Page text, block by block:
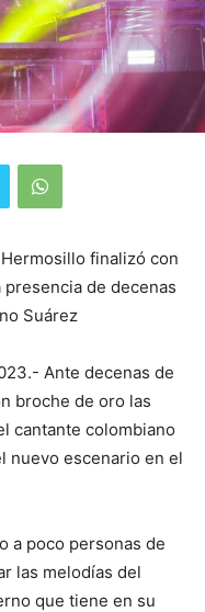
finalizó con
de decenas
Suárez
Ante decenas de
broche de oro las
cantante colombiano
nuevo escenario en el
a poco personas de
las melodías del
que tiene en su